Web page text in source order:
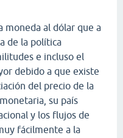
moneda al dólar que a
de la política
e incluso el
debido a que existe
del precio de la
su país
y los flujos de
fácilmente a la